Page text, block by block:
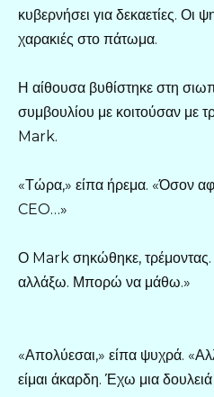
κυβερνήσει για δεκαετίες. Οι
χαρακιές στο πάτωμα.
Η αίθουσα βυθίστηκε στη
συμβουλίου με κοιτούσαν με
Mark.
«Τώρα,» είπα ήρεμα. «Όσον
CEO…»
Ο Mark σηκώθηκε,
αλλάξω. Μπορώ να μάθω.»
«Απολύεσαι,» είπα ψυχρά.
είμαι άκαρδη. Έχω μια δουλειά